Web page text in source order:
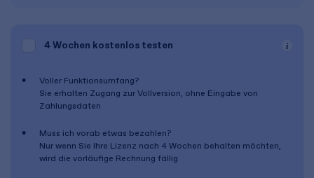
4 Wochen kostenlos testen
Voller Funktionsumfang?
Sie erhalten Zugang zur Vollversion, ohne Eingabe von
Zahlungsdaten
Muss ich vorab etwas bezahlen?
Nur wenn Sie Ihre Lizenz nach 4 Wochen behalten möchten,
wird die vorläufige Rechnung fällig